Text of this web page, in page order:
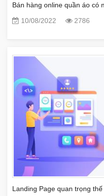
Bán hàng online quần áo có
10/08/2022
2786
Landing Page quan trọng